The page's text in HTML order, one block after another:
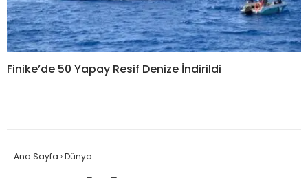
Finike’de 50 Yapay Resif Denize İndirildi
Ana Sayfa ›Dünya